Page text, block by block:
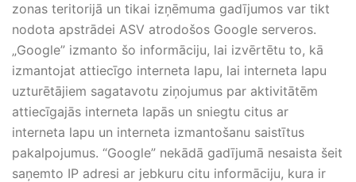
zonas teritorijā un tikai izņēmuma gadījumos var tikt
nodota apstrādei ASV atrodošos Google serveros.
„Google” izmanto šo informāciju, lai izvērtētu to, kā
izmantojat attiecīgo interneta lapu, lai interneta lapu
uzturētājiem sagatavotu ziņojumus par aktivitātēm
attiecīgajās interneta lapās un sniegtu citus ar
interneta lapu un interneta izmantošanu saistītus
pakalpojumus. “Google” nekādā gadījumā nesaista šeit
saņemto IP adresi ar jebkuru citu informāciju, kura ir